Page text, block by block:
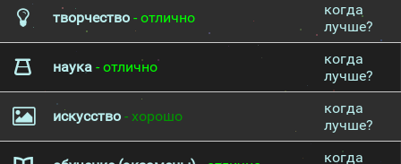
творчество - отлично
когда
лучше?
наука - отлично
когда
лучше?
искусство - хорошо
когда
лучше?
когда